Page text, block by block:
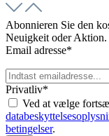
Abonnieren Sie den
Neuigkeit oder Aktion.
Email adresse*
Privatliv*
Ved at vælge
betingelser.